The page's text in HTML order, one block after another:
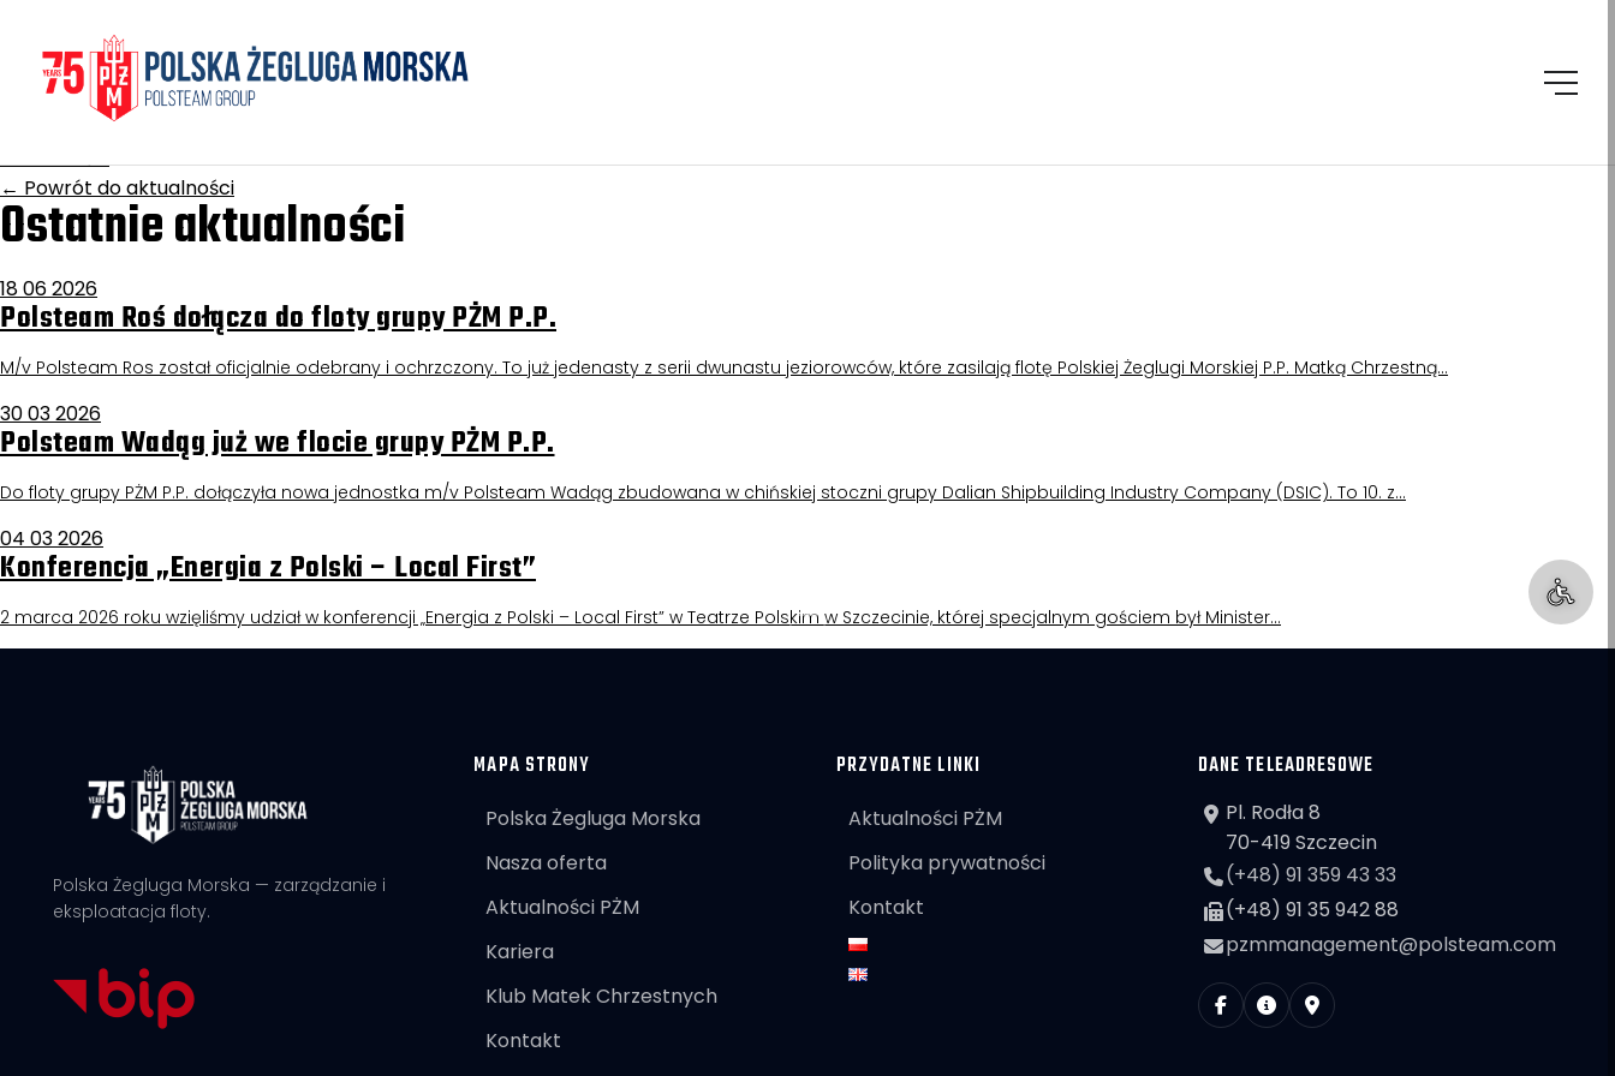
Clipper Falcon
17 grudnia 2025
Aktualności
← Powrót do aktualności
Ostatnie aktualności
18 06 2026
Polsteam Roś dołącza do floty grupy PŻM P.P.
M/v Polsteam Ros został oficjalnie odebrany i ochrzczony. To już jedenasty z serii dwunastu jeziorowców, które zasilają flotę Polskiej Żeglugi Morskiej P.P. Matką Chrzestną…
30 03 2026
Polsteam Wadąg już we flocie grupy PŻM P.P.
Do floty grupy PŻM P.P. dołączyła nowa jednostka m/v Polsteam Wadąg zbudowana w chińskiej stoczni grupy Dalian Shipbuilding Industry Company (DSIC). To 10. z…
04 03 2026
Konferencja „Energia z Polski – Local First”
2 marca 2026 roku wzięliśmy udział w konferencji „Energia z Polski – Local First” w Teatrze Polskim w Szczecinie, której specjalnym gościem był Minister…
Polska Żegluga Morska — zarządzanie i
eksploatacja floty.
MAPA STRONY
Polska Żegluga Morska
Nasza oferta
Aktualności PŻM
Kariera
Klub Matek Chrzestnych
Kontakt
PRZYDATNE LINKI
Aktualności PŻM
Polityka prywatności
Kontakt
DANE TELEADRESOWE
Pl. Rodła 8
70-419 Szczecin
(+48) 91 359 43 33
(+48) 91 35 942 88
pzmmanagement@polsteam.com